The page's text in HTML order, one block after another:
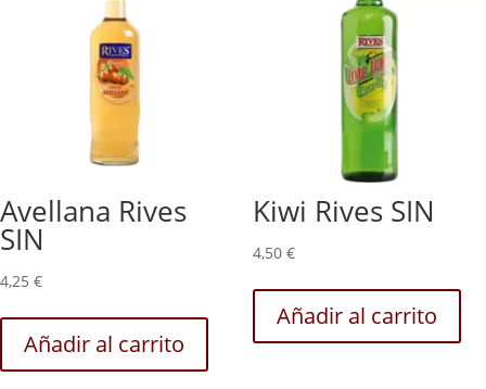
Avellana Rives
SIN
4,25 €
Añadir al carrito
Kiwi Rives SIN
4,50 €
Añadir al carrito